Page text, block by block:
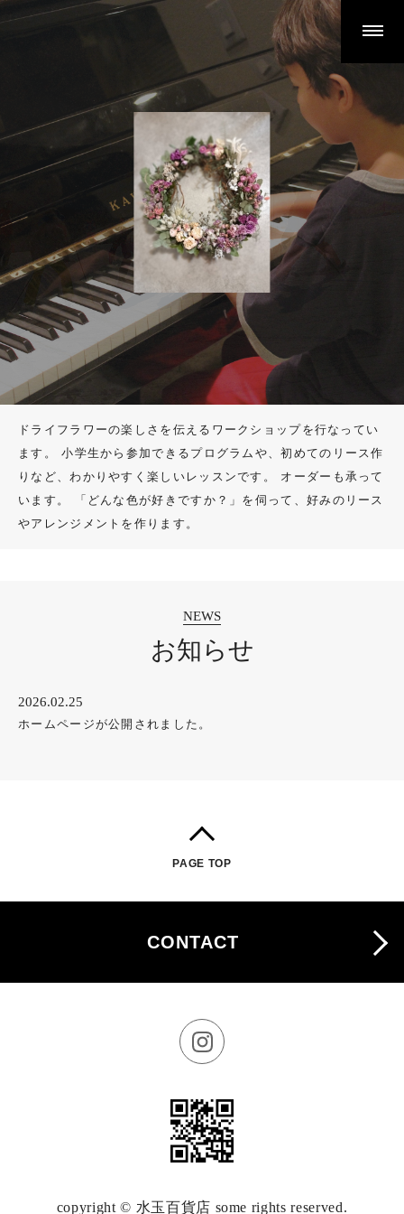
特徴と強み
クラス紹介
BBBクラス
CCCクラス
よくあるご質問
PROFILE
ACCESS
CONTACT
ドライフラワーの楽しさを伝えるワークショップを行なってい
ます。
小学生から参加できるプログラムや、初めてのリース作
りなど、わかりやすく楽しいレッスンです。
オーダーも承って
います。
「どんな色が好きですか？」を伺って、好みのリース
やアレンジメントを作ります。
お知らせ
2026.02.25
ホームページが公開されました。
PAGE TOP
CONTACT
copyright © 水玉百貨店 some rights reserved.